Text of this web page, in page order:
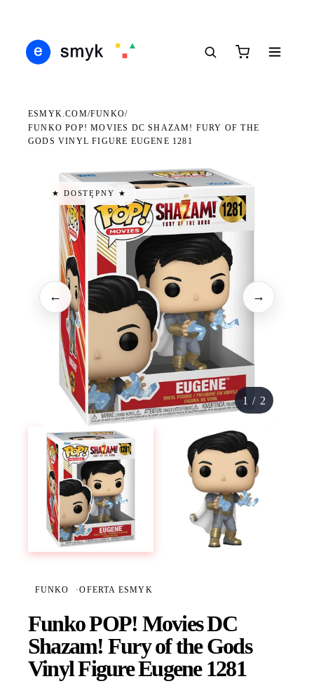
ESMYK.COM/FUNKO/
FUNKO POP! MOVIES DC SHAZAM! FURY OF THE
GODS VINYL FIGURE EUGENE 1281
★ DOSTĘPNY ★
← →
1 / 2
FUNKO ·OFERTA ESMYK
Funko POP! Movies DC
Shazam! Fury of the Gods
Vinyl Figure Eugene 1281